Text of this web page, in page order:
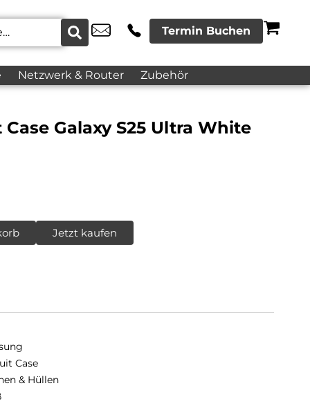
Termin Buchen
Netzwerk & Router Zubehör
Galaxy S25 Ultra White
Jetzt kaufen
Case
& Hüllen